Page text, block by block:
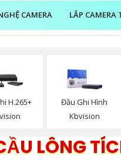
CAMERA LẮP CAMERA
H.265+
Đầu Ghi Hình
Kbvision
LÔNG